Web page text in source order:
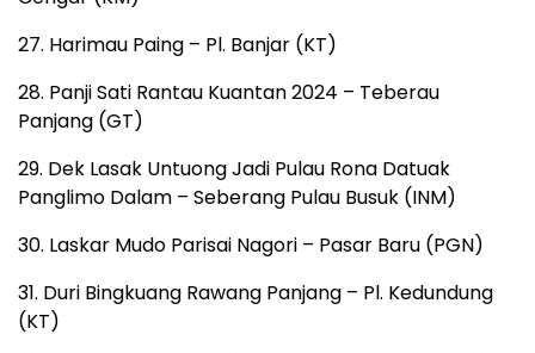
27. Harimau Paing – Pl. Banjar (KT)
28. Panji Sati Rantau Kuantan 2024 – Teberau
Panjang (GT)
29. Dek Lasak Untuong Jadi Pulau Rona Datuak
Panglimo Dalam – Seberang Pulau Busuk (INM)
30. Laskar Mudo Parisai Nagori – Pasar Baru (PGN)
31. Duri Bingkuang Rawang Panjang – Pl. Kedundung
(KT)